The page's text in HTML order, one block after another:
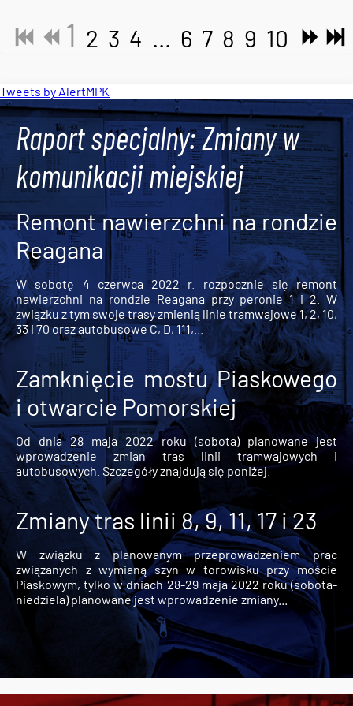
1 2 3 4 ... 6 7 8 9 10
Tweets by AlertMPK
Raport specjalny: Zmiany w
komunikacji miejskiej
Remont nawierzchni na rondzie
Reagana
W sobotę 4 czerwca 2022 r. rozpocznie się remont
nawierzchni na rondzie Reagana przy peronie 1 i 2. W
związku z tym swoje trasy zmienią linie tramwajowe 1, 2, 10,
33 i 70 oraz autobusowe C, D, 111,...
Zamknięcie mostu Piaskowego
i otwarcie Pomorskiej
Od dnia 28 maja 2022 roku (sobota) planowane jest
wprowadzenie zmian tras linii tramwajowych i
autobusowych. Szczegóły znajdują się poniżej.
Zmiany tras linii 8, 9, 11, 17 i 23
W związku z planowanym przeprowadzeniem prac
związanych z wymianą szyn w torowisku przy moście
Piaskowym, tylko w dniach 28-29 maja 2022 roku (sobota-
niedziela) planowane jest wprowadzenie zmiany...